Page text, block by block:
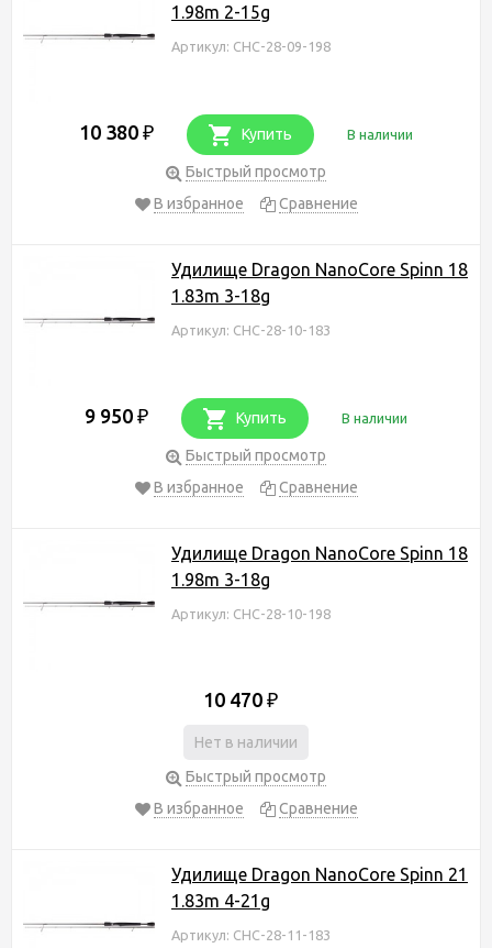
1.98m 2-15g
Артикул: CHC-28-09-198
10 380 ₽ Купить В наличии
Быстрый просмотр
В избранное
Сравнение
Удилище Dragon NanoCore Spinn 18
1.83m 3-18g
Артикул: CHC-28-10-183
9 950 ₽ Купить В наличии
Быстрый просмотр
В избранное
Сравнение
Удилище Dragon NanoCore Spinn 18
1.98m 3-18g
Артикул: CHC-28-10-198
10 470 ₽
Нет в наличии
Быстрый просмотр
В избранное
Сравнение
Удилище Dragon NanoCore Spinn 21
1.83m 4-21g
Артикул: CHC-28-11-183